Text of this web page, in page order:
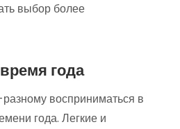
выбор более
года
восприниматься в
года. Легкие и